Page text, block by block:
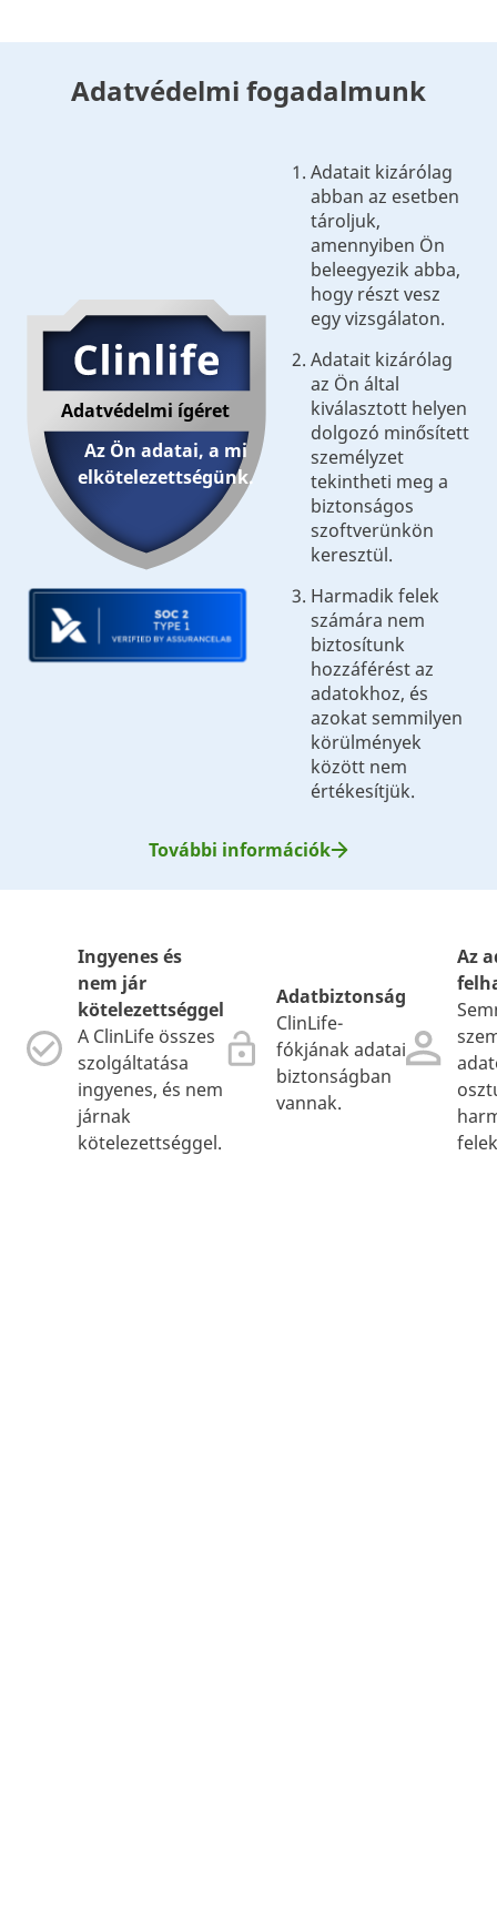
Adatvédelmi fogadalmunk
Adatvédelmi ígéret
Az Ön adatai, a mi
elkötelezettségünk.
Adatait kizárólag
abban az esetben
tároljuk,
amennyiben Ön
beleegyezik abba,
hogy részt vesz
egy vizsgálaton.
Adatait kizárólag
az Ön által
kiválasztott helyen
dolgozó minősített
személyzet
tekintheti meg a
biztonságos
szoftverünkön
keresztül.
Harmadik felek
számára nem
biztosítunk
hozzáférést az
adatokhoz, és
azokat semmilyen
körülmények
között nem
értékesítjük.
További információk
Ingyenes és
nem jár
kötelezettséggel
A ClinLife összes
szolgáltatása
ingyenes, és nem
járnak
kötelezettséggel.
Adatbiztonság
ClinLife-
fókjának adatai
biztonságban
vannak.
Az